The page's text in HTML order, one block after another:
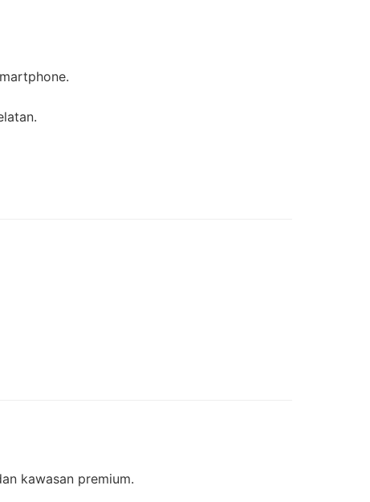
kawasan premium.